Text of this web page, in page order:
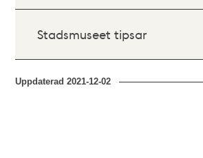
Stadsmuseet tipsar
Uppdaterad2021-12-02